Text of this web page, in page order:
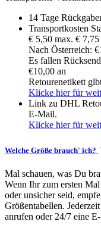
14 Tage
Transportkosten
€ 5,50 max. €
Nach Österreich:
Es fallen
€10,00 an
Retourenetikett
Klicke hier für
Link zu DHL
E-Mail.
Klicke hier für
Welche Größe brauch' ich?
Mal schauen, was Du
Wenn Ihr zum ersten
oder unsicher seid,
Größentabellen.
anrufen oder 24/7 eine